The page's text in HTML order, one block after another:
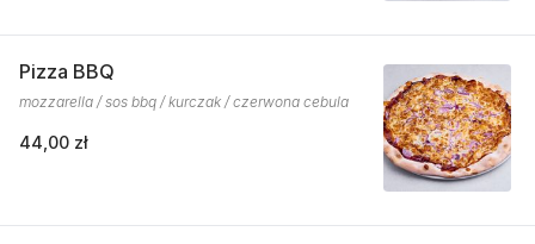
Pizza BBQ
mozzarella / sos bbq / kurczak / czerwona cebula
44,00 zł